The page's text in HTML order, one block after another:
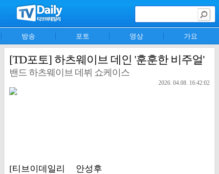
방송 포토 영상 가요
[TD포토] 하츠웨이브 데인 '훈훈한 비주얼'
밴드 하츠웨이브 데뷔 쇼케이스
2026. 04.08. 16:42:02
[티브이데일리 안성후